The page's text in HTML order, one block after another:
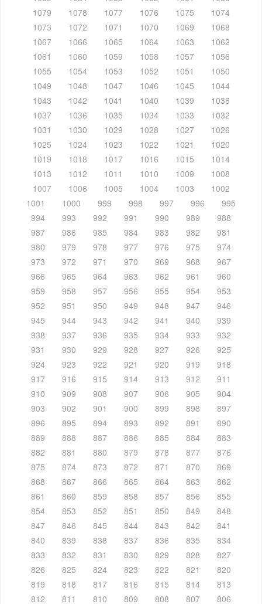
1079
1078 1077 1076 1075
1074
1073
1072 1071 1070 1069
1068
1067
1066 1065 1064 1063
1062
1061
1060 1059 1058 1057
1056
1055
1054 1053 1052 1051
1050
1049
1048 1047 1046 1045
1044
1043
1042 1041 1040 1039
1038
1037
1036 1035 1034 1033
1032
1031
1030 1029 1028 1027
1026
1025
1024 1023 1022 1021
1020
1019
1018 1017 1016 1015
1014
1013
1012 1011 1010 1009
1008
1007
1006 1005 1004 1003
1002
1001
1000 999 998 997 996
995
994
993 992 991 990 989
988
987
986 985 984 983 982
981
980
979 978 977 976 975
974
973
972 971 970 969 968
967
966
965 964 963 962 961
960
959
958 957 956 955 954
953
952
951 950 949 948 947
946
945
944 943 942 941 940
939
938
937 936 935 934 933
932
931
930 929 928 927 926
925
924
923 922 921 920 919
918
917
916 915 914 913 912
911
910
909 908 907 906 905
904
903
902 901 900 899 898
897
896
895 894 893 892 891
890
889
888 887 886 885 884
883
882
881 880 879 878 877
876
875
874 873 872 871 870
869
868
867 866 865 864 863
862
861
860 859 858 857 856
855
854
853 852 851 850 849
848
847
846 845 844 843 842
841
840
839 838 837 836 835
834
833
832 831 830 829 828
827
826
825 824 823 822 821
820
819
818 817 816 815 814
813
812
811 810 809 808 807 806